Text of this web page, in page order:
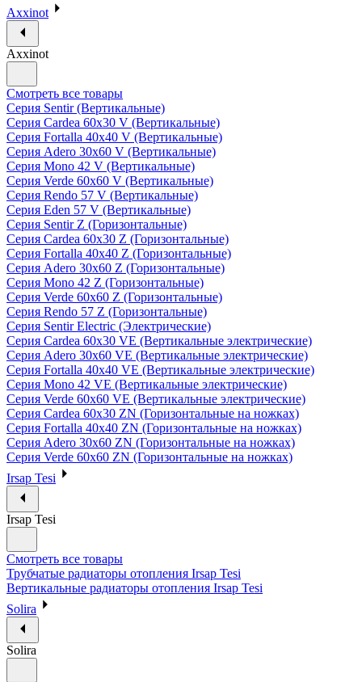
Axxinot
Axxinot
Смотреть все товары
Серия Sentir (Вертикальные)
Серия Cardea 60х30 V (Вертикальные)
Серия Fortalla 40х40 V (Вертикальные)
Серия Adero 30х60 V (Вертикальные)
Серия Mono 42 V (Вертикальные)
Серия Verde 60х60 V (Вертикальные)
Серия Rendo 57 V (Вертикальные)
Серия Eden 57 V (Вертикальные)
Серия Sentir Z (Горизонтальные)
Серия Cardea 60х30 Z (Горизонтальные)
Серия Fortalla 40х40 Z (Горизонтальные)
Серия Adero 30х60 Z (Горизонтальные)
Серия Mono 42 Z (Горизонтальные)
Серия Verde 60х60 Z (Горизонтальные)
Серия Rendo 57 Z (Горизонтальные)
Серия Sentir Electric (Электрические)
Серия Cardea 60х30 VE (Вертикальные электрические)
Серия Adero 30х60 VE (Вертикальные электрические)
Серия Fortalla 40х40 VE (Вертикальные электрические)
Серия Mono 42 VE (Вертикальные электрические)
Серия Verde 60х60 VE (Вертикальные электрические)
Серия Cardea 60х30 ZN (Горизонтальные на ножках)
Серия Fortalla 40х40 ZN (Горизонтальные на ножках)
Серия Adero 30х60 ZN (Горизонтальные на ножках)
Серия Verde 60х60 ZN (Горизонтальные на ножках)
Irsap Tesi
Irsap Tesi
Смотреть все товары
Трубчатые радиаторы отопления Irsap Tesi
Вертикальные радиаторы отопления Irsap Tesi
Solira
Solira